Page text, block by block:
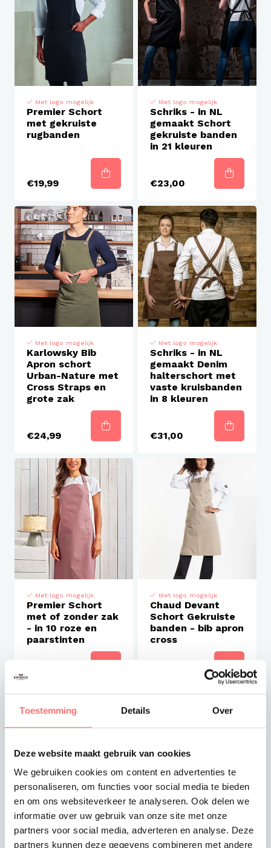
Toestemming Details Over
Deze website maakt gebruik van cookies
We gebruiken cookies om content en advertenties te
personaliseren, om functies voor social media te bieden
en om ons websiteverkeer te analyseren. Ook delen we
informatie over uw gebruik van onze site met onze
partners voor social media, adverteren en analyse. Deze
partners kunnen deze gegevens combineren met andere
Met logo mogelijk
Premier Schort
met gekruiste
rugbanden
€19,99
Met logo mogelijk
Schriks - in NL
gemaakt Schort
gekruiste banden
in 21 kleuren
€23,00
Met logo mogelijk
Karlowsky Bib
Apron schort
Urban-Nature met
Cross Straps en
grote zak
€24,99
Met logo mogelijk
Schriks - in NL
gemaakt Denim
halterschort met
vaste kruisbanden
in 8 kleuren
€31,00
Met logo mogelijk
Premier Schort
met of zonder zak
- in 10 roze en
paarstinten
€9,99
Met logo mogelijk
Chaud Devant
Schort Gekruiste
banden - bib apron
cross
Met logo mogelijk Met logo mogelijk